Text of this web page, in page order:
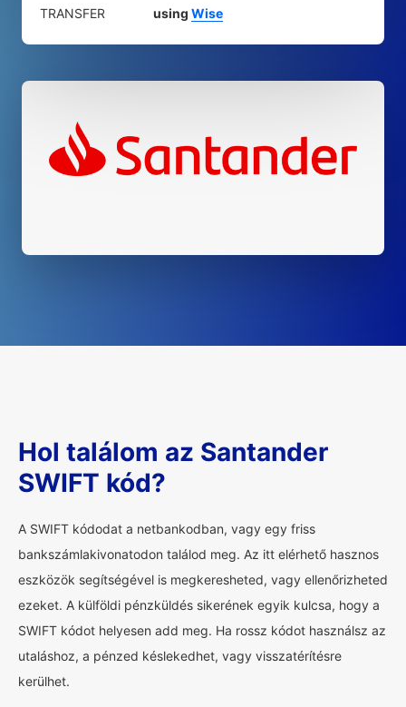
TRANSFER
using Wise
Hol találom az Santander
SWIFT kód?
A SWIFT kódodat a netbankodban, vagy egy friss
bankszámlakivonatodon találod meg. Az itt elérhető hasznos
eszközök segítségével is megkeresheted, vagy ellenőrizheted
ezeket. A külföldi pénzküldés sikerének egyik kulcsa, hogy a
SWIFT kódot helyesen add meg. Ha rossz kódot használsz az
utaláshoz, a pénzed késlekedhet, vagy visszatérítésre
kerülhet.